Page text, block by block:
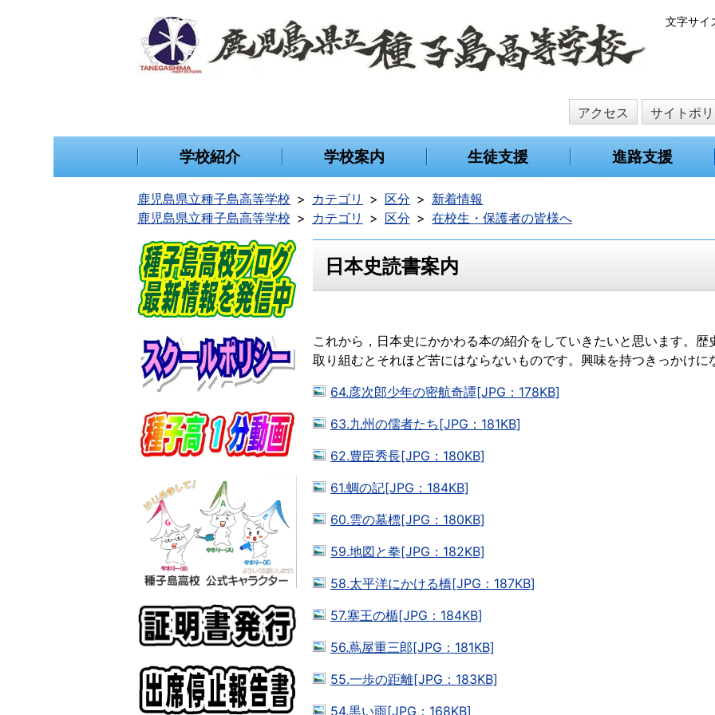
本
文字サイ
アクセス サイトポ
学校紹介 学校案内 生徒支援 進路支援
鹿児島県立種子島高等学校 カテゴリ 区分
新着情報
鹿児島県立種子島高等学校
カテゴリ 区分 在校生・保護者の皆様へ
日本史読書案内
これから，日本史にかかわる本の紹介をしていきたいと思います。
取り組むとそれほど苦にはならないものです。興味を持つきっかけに
64.彦次郎少年の密航奇譚[JPG：178KB]
63.九州の儒者たち[JPG：181KB]
62.豊臣秀長[JPG：180KB]
61.蜩の記[JPG：184KB]
60.雲の墓標[JPG：180KB]
59.地図と拳[JPG：182KB]
58.太平洋にかける橋[JPG：187KB]
57.塞王の楯[JPG：184KB]
56.蔦屋重三郎[JPG：181KB]
55.一歩の距離[JPG：183KB]
54.黒い雨[JPG：168KB]